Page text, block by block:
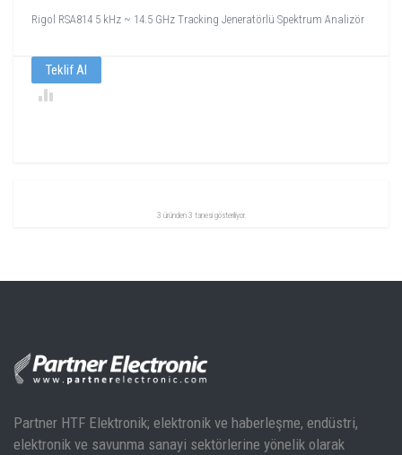
Rigol RSA814 5 kHz ~ 14.5 GHz Tracking Jeneratörlü Spektrum Analizör
Teklif Al
3 üründen 3 tanesi gösteriliyor.
Partner HTF Elektronik; elektronik ve haberleşme, endüstri,
elektronik ve savunma sanayi sektörlerine yönelik olarak